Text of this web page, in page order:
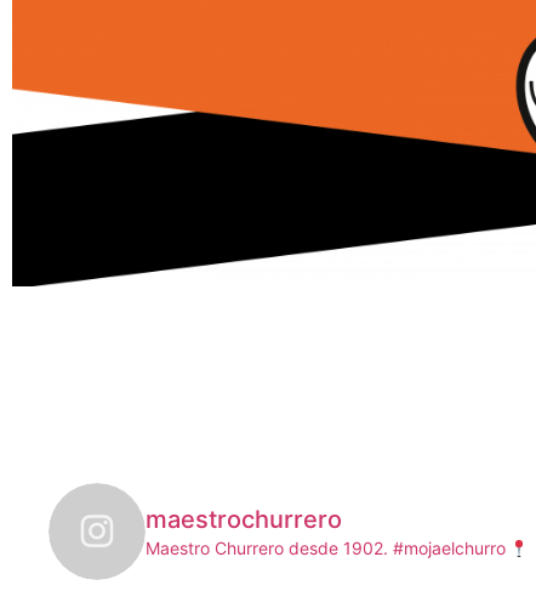
maestrochurrero
Maestro Churrero desde 1902. #mojaelchurro